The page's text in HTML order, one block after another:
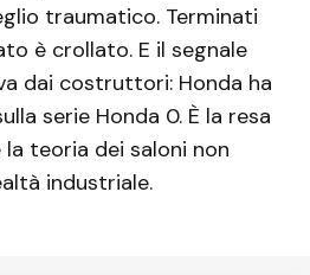
traumatico. Terminati
è crollato. E il segnale
dai costruttori: Honda ha
serie Honda 0. È la resa
teoria dei saloni non
industriale.